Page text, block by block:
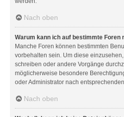
Nach oben
Warum kann ich auf bestimmte Foren
Manche Foren können bestimmten
vorbehalten sein. Um diese
schreiben oder andere Vorgänge
möglicherweise besondere
oder Administrator nach
Nach oben